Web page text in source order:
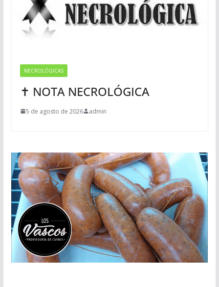
NECROLÓGICAS
✝ NOTA NECROLÓGICA
5 de agosto de 2026 admin